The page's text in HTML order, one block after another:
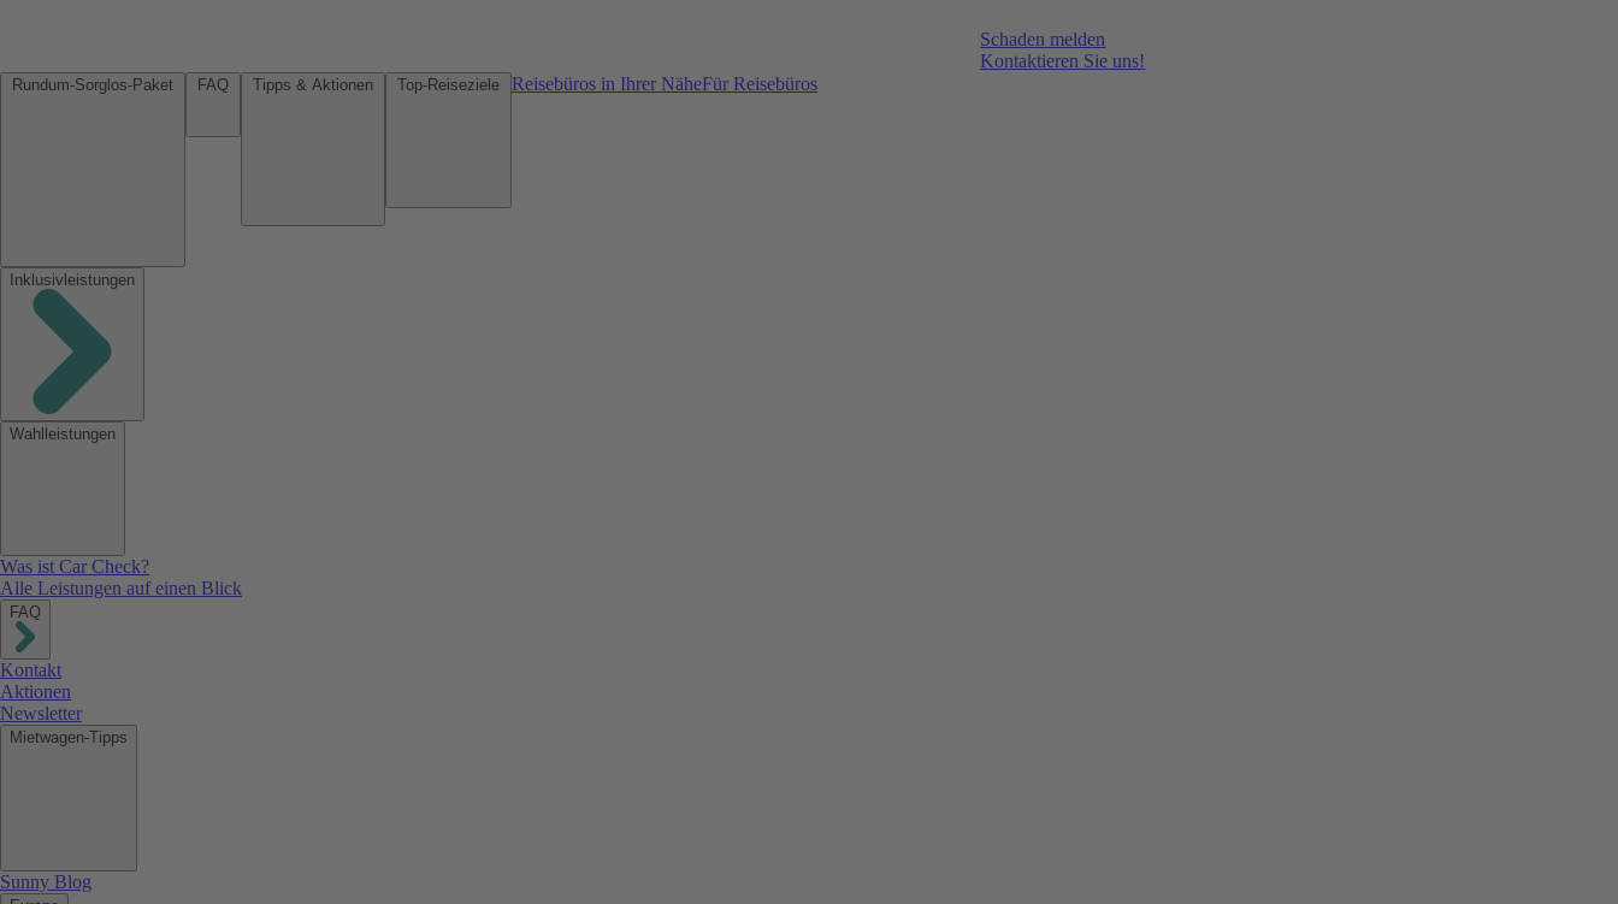
Schaden melden
Kontaktieren Sie uns!
Reisebüros in Ihrer NäheFür Reisebüros
Inklusivleistungen
Wahlleistungen
Was ist Car Check?
Alle Leistungen auf einen Blick
FAQ
Kontakt
Aktionen
Newsletter
Mietwagen-Tipps
Sunny Blog